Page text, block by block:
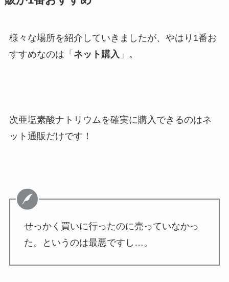
様々な場所を紹介していきましたが、やはり1番お
すすめなのは「 ネット購入 」。
次亜塩素酸ナトリウムを確実に購入できるのはネ
ット通販だけです！
せっかく買いに行ったのに売っていなかっ
た。というのは最悪ですし…。